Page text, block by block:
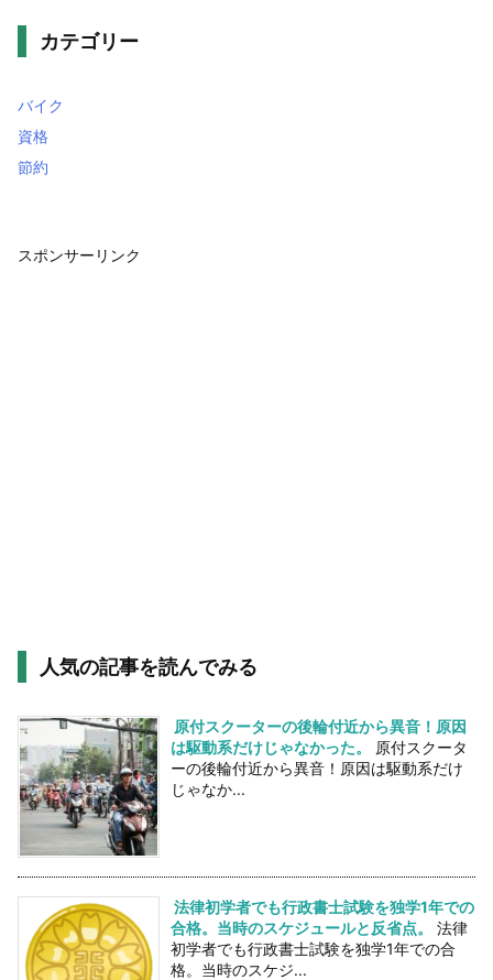
カテゴリー
バイク
資格
節約
スポンサーリンク
人気の記事を読んでみる
原付スクーターの後輪付近から異音！原因
は駆動系だけじゃなかった。
原付スクータ
ーの後輪付近から異音！原因は駆動系だけ
じゃなか...
法律初学者でも行政書士試験を独学1年での
合格。当時のスケジュールと反省点。
法律
初学者でも行政書士試験を独学1年での合
格。当時のスケジ...